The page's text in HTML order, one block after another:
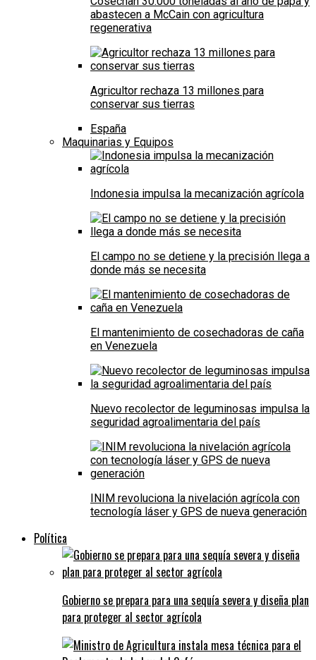
abastecen a McCain con agricultura
regenerativa
Agricultor rechaza 13 millones para
conservar sus tierras
España
Maquinarias y Equipos
Indonesia impulsa la mecanización agrícola
El campo no se detiene y la precisión llega a
donde más se necesita
El mantenimiento de cosechadoras de caña
en Venezuela
Nuevo recolector de leguminosas impulsa la
seguridad agroalimentaria del país
INIM revoluciona la nivelación agrícola con
tecnología láser y GPS de nueva generación
Política
Gobierno se prepara para una sequía severa y diseña plan
para proteger al sector agrícola